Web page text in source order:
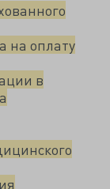
на оплату
в